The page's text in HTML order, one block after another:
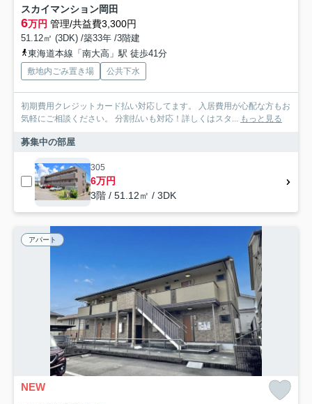
スカイマンション岡田
6万円 管理/共益費3,300円
51.12㎡ (3DK) /築33年 /3階建
東海道本線「南大高」駅 徒歩41分
敷地内ごみ置き場 公共下水
初期費用クレジットカード払い対応してます。 入居費用が心配な方もお
気軽にご相談ください。 分割払いも対応！詳しくはスタ...
もっと見る
募集中の部屋
305
6万円
3階 / 51.12㎡ / 3DK
アパート
NEW